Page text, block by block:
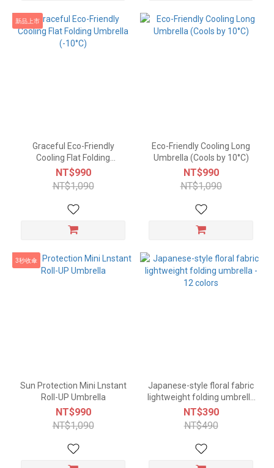
新品上市
Graceful Eco-Friendly
Cooling Flat Folding
Umbrella (-10°C)
NT$990
NT$1,090
Eco-Friendly Cooling Long
Umbrella (Cools by 10°C)
NT$990
NT$1,090
3秒收傘
Sun Protection Mini Lnstant
Roll-UP Umbrella
NT$990
NT$1,090
Japanese-style floral fabric
lightweight folding umbrella
- 12 colors
NT$390
NT$490